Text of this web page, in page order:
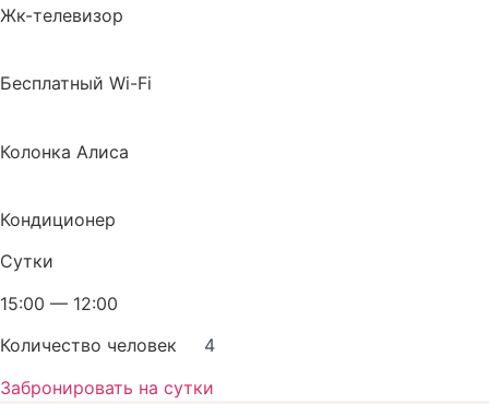
Жк-телевизор
Бесплатный Wi-Fi
Колонка Алиса
Кондиционер
Сутки
15:00 — 12:00
Количество человек 4
Забронировать на сутки